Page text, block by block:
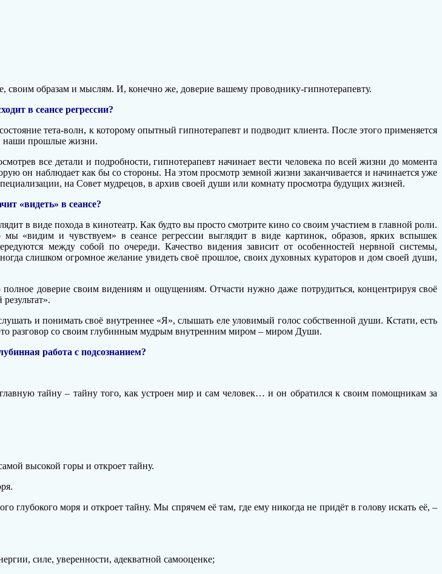
своим образам и мыслям. И, конечно же, доверие вашему проводнику-гипнотерапевту.
в сеансе регрессии?
тета-волн, к которому опытный гипнотерапевт и подводит клиента. После этого применяется
наши прошлые жизни.
все детали и подробности, гипнотерапевт начинает вести человека по всей жизни до момента
он наблюдает как бы со стороны. На этом просмотр земной жизни заканчивается и начинается уже
на Совет мудрецов, в архив своей души или комнату просмотра будущих жизней.
«видеть» в сеансе?
в виде похода в кинотеатр. Как будто вы просто смотрите кино со своим участием в главной роли.
«видим и чувствуем» в сеансе регрессии выглядит в виде картинок, образов, ярких вспышек
между собой по очереди. Качество видения зависит от особенностей нервной системы,
слишком огромное желание увидеть своё прошлое, своих духовных кураторов и дом своей души,
доверие своим видениям и ощущениям. Отчасти нужно даже потрудиться, концентрируя своё
и понимать своё внутреннее «Я», слышать еле уловимый голос собственной души. Кстати, есть
разговор со своим глубинным мудрым внутренним миром – миром Души.
работа с подсознанием?
тайну – тайну того, как устроен мир и сам человек… и он обратился к своим помощникам за
высокой горы и откроет тайну.
глубокого моря и откроет тайну. Мы спрячем её там, где ему никогда не придёт в голову искать её, –
силе, уверенности, адекватной самооценке;